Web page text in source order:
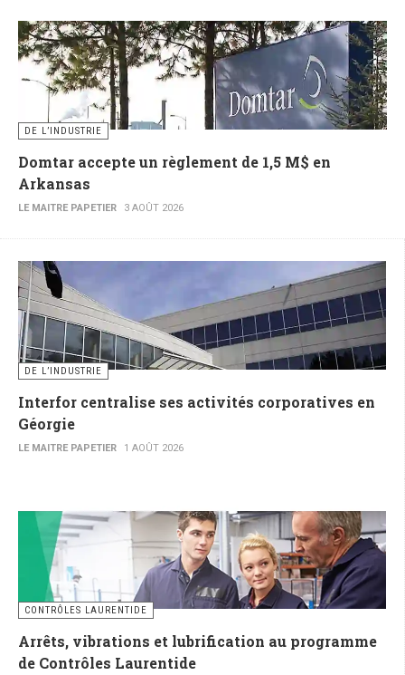
DE L’INDUSTRIE
Domtar accepte un règlement de 1,5 M$ en
Arkansas
LE MAITRE PAPETIER 3 AOÛT 2026
DE L’INDUSTRIE
Interfor centralise ses activités corporatives en
Géorgie
LE MAITRE PAPETIER 1 AOÛT 2026
CONTRÔLES LAURENTIDE
Arrêts, vibrations et lubrification au programme
de Contrôles Laurentide